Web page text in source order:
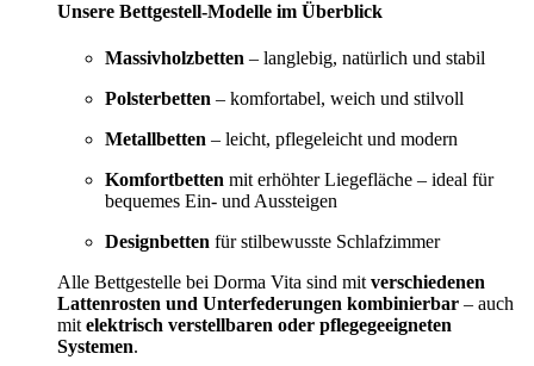
Unsere Bettgestell-Modelle im Überblick
Massivholzbetten – langlebig, natürlich und stabil
Polsterbetten – komfortabel, weich und stilvoll
Metallbetten – leicht, pflegeleicht und modern
Komfortbetten mit erhöhter Liegefläche – ideal für
bequemes Ein- und Aussteigen
Designbetten für stilbewusste Schlafzimmer
Alle Bettgestelle bei Dorma Vita sind mit verschiedenen
Lattenrosten und Unterfederungen kombinierbar – auch
mit elektrisch verstellbaren oder pflegegeeigneten
Systemen.